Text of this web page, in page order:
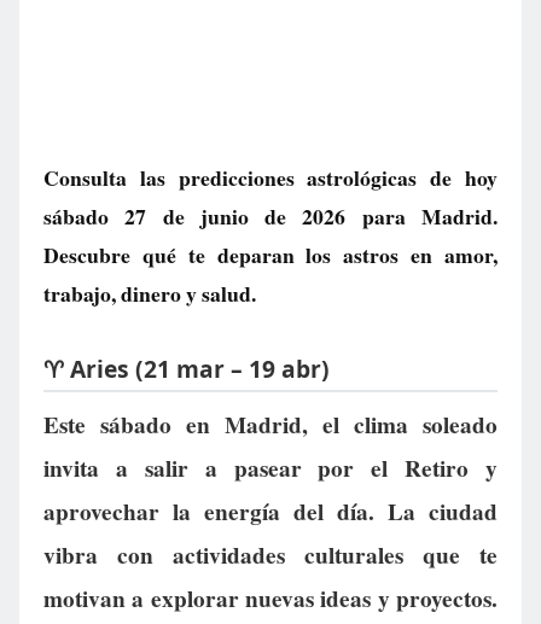
Consulta las predicciones astrológicas de hoy
sábado 27 de junio de 2026 para Madrid.
Descubre qué te deparan los astros en amor,
trabajo, dinero y salud.
♈ Aries (21 mar – 19 abr)
Este sábado en Madrid, el clima soleado
invita a salir a pasear por el Retiro y
aprovechar la energía del día. La ciudad
vibra con actividades culturales que te
motivan a explorar nuevas ideas y proyectos.